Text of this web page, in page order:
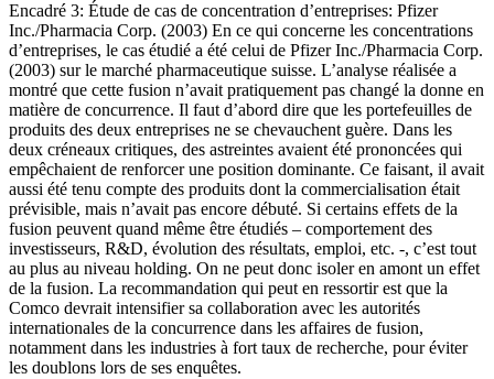
Encadré 3: Étude de cas de concentration d’entreprises: Pfizer
Inc./Pharmacia Corp. (2003) En ce qui concerne les concentrations
d’entreprises, le cas étudié a été celui de Pfizer Inc./Pharmacia Corp.
(2003) sur le marché pharmaceutique suisse. L’analyse réalisée a
montré que cette fusion n’avait pratiquement pas changé la donne en
matière de concurrence. Il faut d’abord dire que les portefeuilles de
produits des deux entreprises ne se chevauchent guère. Dans les
deux créneaux critiques, des astreintes avaient été prononcées qui
empêchaient de renforcer une position dominante. Ce faisant, il avait
aussi été tenu compte des produits dont la commercialisation était
prévisible, mais n’avait pas encore débuté. Si certains effets de la
fusion peuvent quand même être étudiés – comportement des
investisseurs, R&D, évolution des résultats, emploi, etc. -, c’est tout
au plus au niveau holding. On ne peut donc isoler en amont un effet
de la fusion. La recommandation qui peut en ressortir est que la
Comco devrait intensifier sa collaboration avec les autorités
internationales de la concurrence dans les affaires de fusion,
notamment dans les industries à fort taux de recherche, pour éviter
les doublons lors de ses enquêtes.